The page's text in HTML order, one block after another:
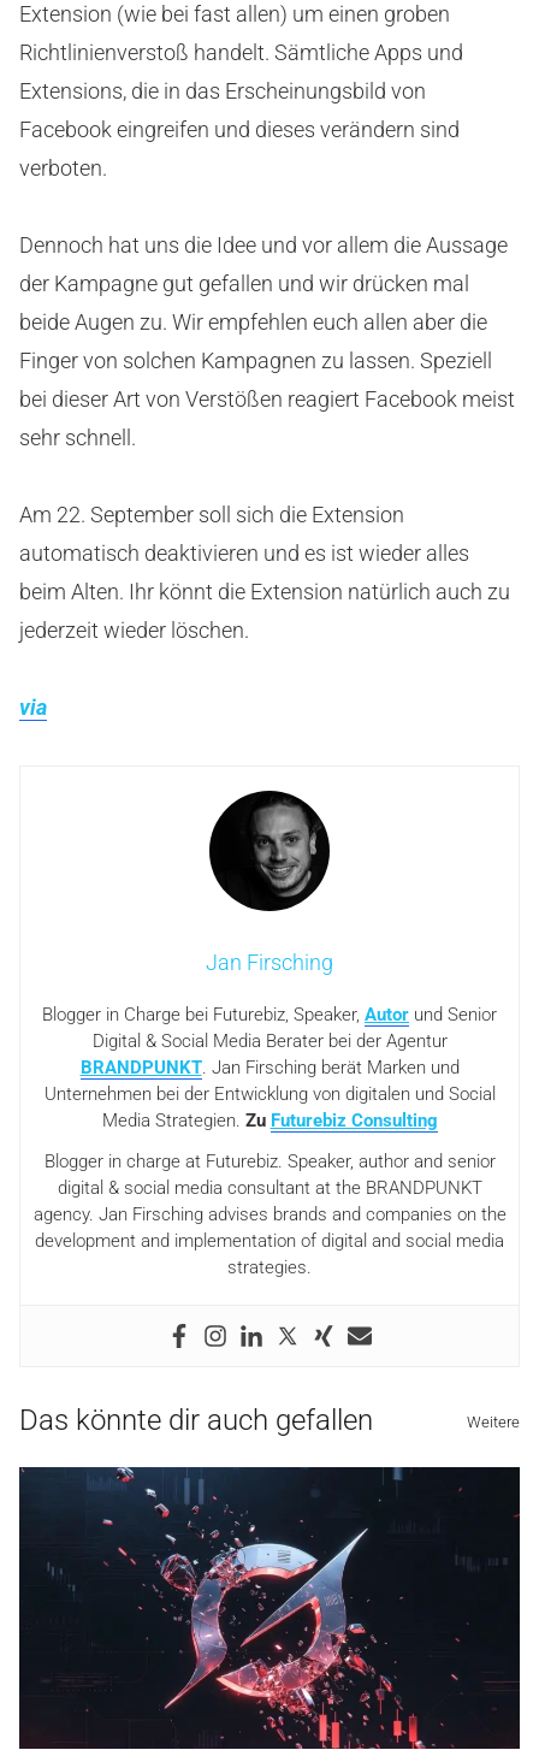
Extension (wie bei fast allen) um einen groben
Richtlinienverstoß handelt. Sämtliche Apps und
Extensions, die in das Erscheinungsbild von
Facebook eingreifen und dieses verändern sind
verboten.
Dennoch hat uns die Idee und vor allem die Aussage
der Kampagne gut gefallen und wir drücken mal
beide Augen zu. Wir empfehlen euch allen aber die
Finger von solchen Kampagnen zu lassen. Speziell
bei dieser Art von Verstößen reagiert Facebook meist
sehr schnell.
Am 22. September soll sich die Extension
automatisch deaktivieren und es ist wieder alles
beim Alten. Ihr könnt die Extension natürlich auch zu
jederzeit wieder löschen.
via
Jan Firsching
Blogger in Charge bei Futurebiz, Speaker, Autor und Senior
Digital & Social Media Berater bei der Agentur
BRANDPUNKT. Jan Firsching berät Marken und
Unternehmen bei der Entwicklung von digitalen und Social
Media Strategien. Zu Futurebiz Consulting
Blogger in charge at Futurebiz. Speaker, author and senior
digital & social media consultant at the BRANDPUNKT
agency. Jan Firsching advises brands and companies on the
development and implementation of digital and social media
strategies.
Das könnte dir auch gefallen Weitere